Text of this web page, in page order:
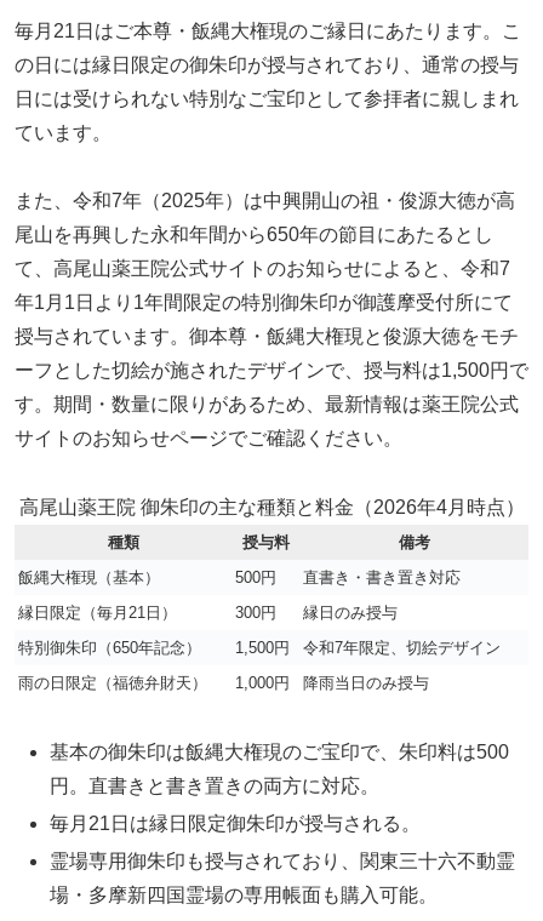
毎月21日はご本尊・飯縄大権現のご縁日にあたります。こ
の日には縁日限定の御朱印が授与されており、通常の授与
日には受けられない特別なご宝印として参拝者に親しまれ
ています。
また、令和7年（2025年）は中興開山の祖・俊源大徳が高
尾山を再興した永和年間から650年の節目にあたるとし
て、高尾山薬王院公式サイトのお知らせによると、令和7
年1月1日より1年間限定の特別御朱印が御護摩受付所にて
授与されています。御本尊・飯縄大権現と俊源大徳をモチ
ーフとした切絵が施されたデザインで、授与料は1,500円で
す。期間・数量に限りがあるため、最新情報は薬王院公式
サイトのお知らせページでご確認ください。
高尾山薬王院 御朱印の主な種類と料金（2026年4月時点）
種類 授与料
備考
飯縄大権現（基本）
500円
直書き・書き置き対応
縁日限定（毎月21日）
300円
縁日のみ授与
特別御朱印（650年記念）
1,500円
令和7年限定、切絵デザイン
雨の日限定（福徳弁財天）
1,000円 降雨当日のみ授与
基本の御朱印は飯縄大権現のご宝印で、朱印料は500
円。直書きと書き置きの両方に対応。
毎月21日は縁日限定御朱印が授与される。
霊場専用御朱印も授与されており、関東三十六不動霊
場・多摩新四国霊場の専用帳面も購入可能。